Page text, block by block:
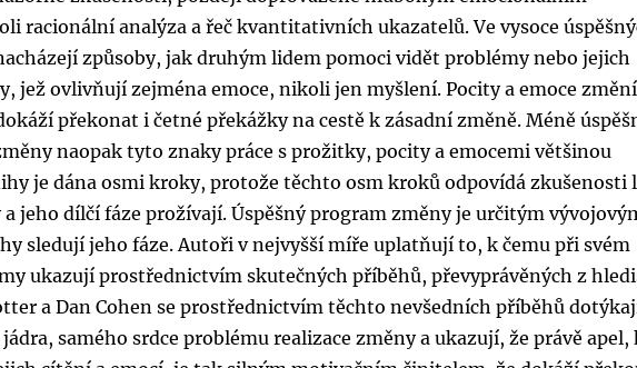
racionální analýza a řeč kvantitativních ukazatelů. Ve vysoce
způsoby, jak druhým lidem pomoci vidět problémy nebo jejich
jež ovlivňují zejména emoce, nikoli jen myšlení. Pocity a emoce změní
překonat i četné překážky na cestě k zásadní změně. Méně
naopak tyto znaky práce s prožitky, pocity a emocemi většinou
je dána osmi kroky, protože těchto osm kroků odpovídá zkušenosti
jeho dílčí fáze prožívají. Úspěšný program změny je určitým
sledují jeho fáze. Autoři v nejvyšší míře uplatňují to, k čemu při svém
ukazují prostřednictvím skutečných příběhů, převyprávěných z
a Dan Cohen se prostřednictvím těchto nevšedních příběhů
samého srdce problému realizace změny a ukazují, že právě